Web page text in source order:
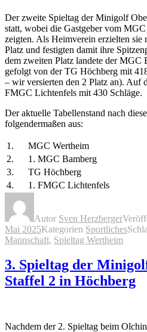
Der zweite Spieltag der Minigolf
statt, wobei die Gastgeber vom
zeigten. Als Heimverein erzielten sie
Platz und festigten damit ihre
dem zweiten Platz landete der MGC
gefolgt von der TG Höchberg mit
– wir versierten den 2 Platz an). Auf
FMGC Lichtenfels mit 430 Schläge.
Der aktuelle Tabellenstand nach
folgendermaßen aus:
1. MGC Wertheim
2.
1. MGC Bamberg
3.
TG Höchberg
4.
1. FMGC Lichtenfels
Autor Sven Herzberger
Mai 2025Kategorien Sportliches
Mannschaft, Spieltag Wertheim
3. Spieltag der
Staffel 2 in Höchberg
Nachdem der 2. Spieltag beim